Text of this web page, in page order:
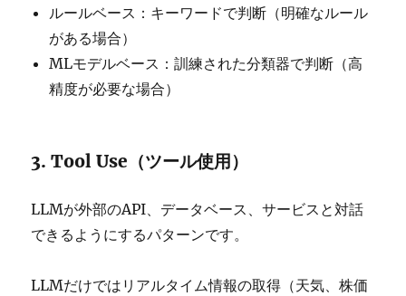
ルールベース：キーワードで判断（明確なルール
がある場合）
MLモデルベース：訓練された分類器で判断（高
精度が必要な場合）
3. Tool Use（ツール使用）
LLMが外部のAPI、データベース、サービスと対話
できるようにするパターンです。
LLMだけではリアルタイム情報の取得（天気、株価